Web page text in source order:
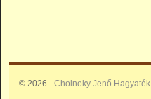
© 2026 - Cholnoky Jenő Hagyaték